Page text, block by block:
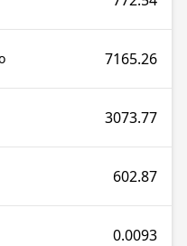
7165.26
3073.77
602.87
0.0093